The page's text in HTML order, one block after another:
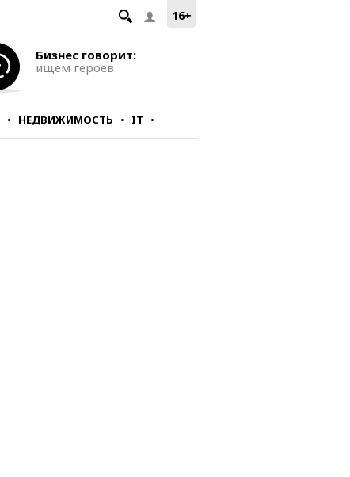
16+
Бизнес говорит:
ищем героев
НЕДВИЖИМОСТЬ IT